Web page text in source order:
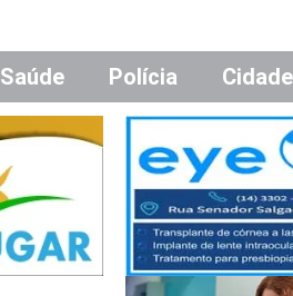
Saúde Polícia